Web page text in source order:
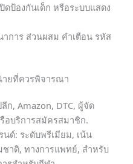
ดป้องกันเด็ก หรือระบบแสดง
การ ส่วนผสม คำเตือน รหัส
ายที่ควรพิจารณา
ก, Amazon, DTC, ผู้จัด
อบริการสมัครสมาชิก.
ด์: ระดับพรีเมียม, เน้น
าติ, ทางการแพทย์, สำหรับ